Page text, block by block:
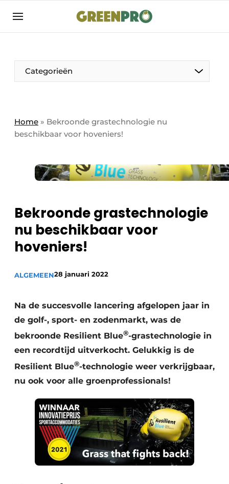
Aanmelden
Bedrijven
Bedrijven
Direct contact
Evenement aanmelden
groenprofessional
Meest gelezen
Podcasts
Privacy / Cookie statement
Vacature aanmelden
Video’s
Categorieën
Home » Bekroonde grastechnologie nu
beschikbaar voor hoveniers!
Bekroonde grastechnologie
nu beschikbaar voor
hoveniers!
ALGEMEEN28 januari 2022
Na de succesvolle lancering afgelopen jaar in
de golf-, sport- en zodenmarkt, was de
bekroonde Resilient Blue®-grastechnologie in
een recordtijd uitverkocht. Gelukkig is de
Resilient Blue®-technologie weer verkrijgbaar,
nu ook voor alle groenprofessionals!